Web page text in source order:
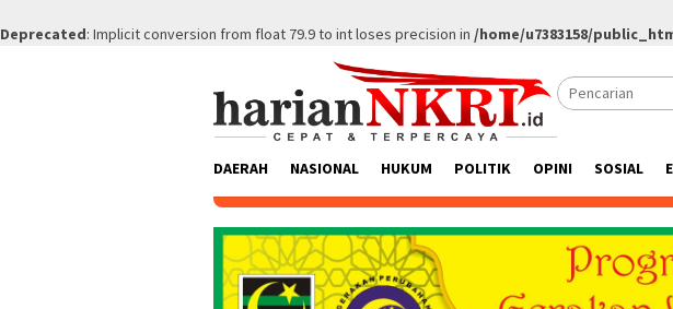
Deprecated: Implicit conversion from float 79.9 to int loses precision in /home/u7383158/
DAERAH NASIONAL HUKUM POLITIK OPINI SOSIAL